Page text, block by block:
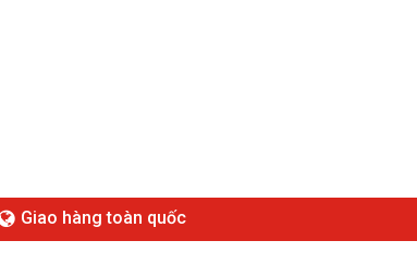
Giao hàng toàn quốc